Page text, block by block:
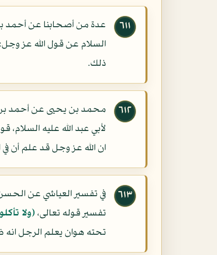
٦١١
عدة من أصحابنا عن أحمد
السلام عن قول الله عز وجل:
ذلك.
٦١٢
محمد بن يحيى عن أحمد
لأبي عبد الله عليه السلام،
ان الله عز وجل قد علم أن
٦١٣
في تفسير العياشي عن
تفسير قوله تعالى، (ولا
تحته هوان يعلم الرجل